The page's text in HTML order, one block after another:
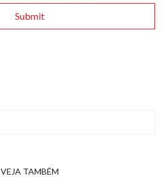
VEJA TAMBÉM